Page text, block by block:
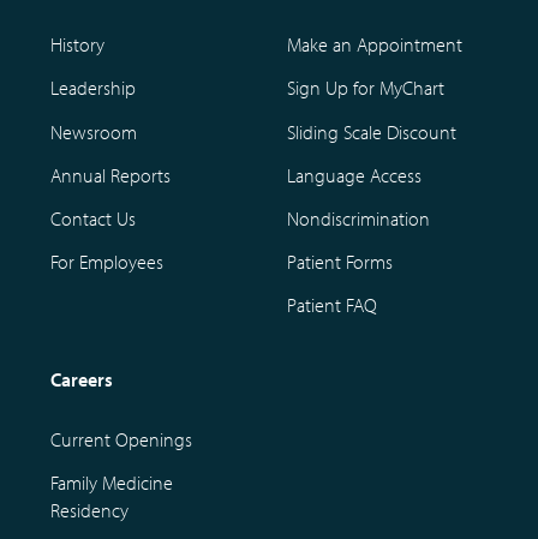
History
Leadership
Newsroom
Annual Reports
Contact Us
For Employees
Make an Appointment
Sign Up for MyChart
Sliding Scale Discount
Language Access
Nondiscrimination
Patient Forms
Patient FAQ
Careers
Current Openings
Family Medicine
Residency